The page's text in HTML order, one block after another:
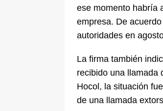
ese momento habría
empresa. De
autoridades en
La firma también
recibido una llamada
Hocol, la situación
de una llamada